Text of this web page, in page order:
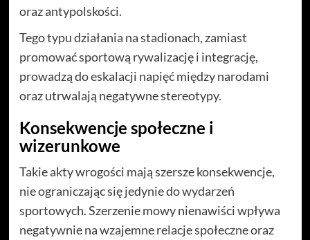
oraz antypolskości.
Tego typu działania na stadionach, zamiast
promować sportową rywalizację i integrację,
prowadzą do eskalacji napięć między narodami
oraz utrwalają negatywne stereotypy.
Konsekwencje społeczne i
wizerunkowe
Takie akty wrogości mają szersze konsekwencje,
nie ograniczając się jedynie do wydarzeń
sportowych. Szerzenie mowy nienawiści wpływa
negatywnie na wzajemne relacje społeczne oraz